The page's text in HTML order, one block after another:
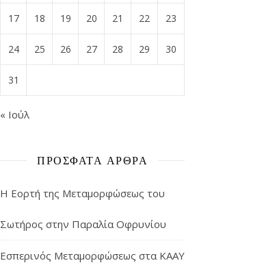
17 18 19 20 21 22 23
24 25 26 27 28 29 30
31
« Ιούλ
ΠΡΌΣΦΑΤΑ ΆΡΘΡΑ
Η Εορτή της Μεταμορφώσεως του
Σωτήρος στην Παραλία Οφρυνίου
Εσπερινός Μεταμορφώσεως στα ΚΑΑΥ